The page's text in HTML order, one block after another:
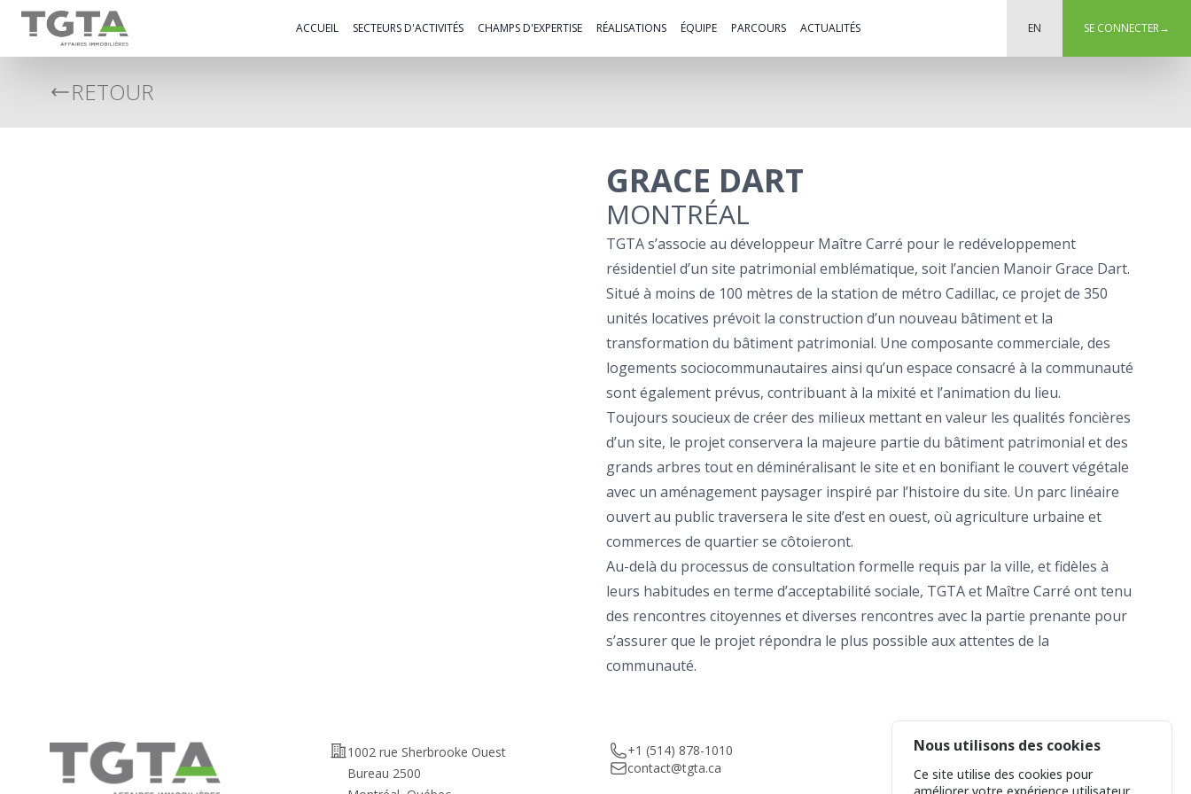
TGTA ACCUEIL SECTEURS D'ACTIVITÉS CHAMPS D'EXPERTISE RÉALISATIONS ÉQUIPE PARCOURS ACTUALITÉS EN SE CONNECTER→
RETOUR
GRACE DART
MONTRÉAL
TGTA s’associe au développeur Maître Carré pour le redéveloppement
résidentiel d’un site patrimonial emblématique, soit l’ancien Manoir Grace Dart.
Situé à moins de 100 mètres de la station de métro Cadillac, ce projet de 350
unités locatives prévoit la construction d’un nouveau bâtiment et la
transformation du bâtiment patrimonial. Une composante commerciale, des
logements sociocommunautaires ainsi qu’un espace consacré à la communauté
sont également prévus, contribuant à la mixité et l’animation du lieu.
Toujours soucieux de créer des milieux mettant en valeur les qualités foncières
d’un site, le projet conservera la majeure partie du bâtiment patrimonial et des
grands arbres tout en déminéralisant le site et en bonifiant le couvert végétale
avec un aménagement paysager inspiré par l’histoire du site. Un parc linéaire
ouvert au public traversera le site d’est en ouest, où agriculture urbaine et
commerces de quartier se côtoieront.
Au-delà du processus de consultation formelle requis par la ville, et fidèles à
leurs habitudes en terme d’acceptabilité sociale, TGTA et Maître Carré ont tenu
des rencontres citoyennes et diverses rencontres avec la partie prenante pour
s’assurer que le projet répondra le plus possible aux attentes de la
communauté.
Adresse
1002 rue Sherbrooke Ouest
Bureau 2500
Telephone
+1 (514) 878-1010
Emailcontact@tgta.ca
Kinkedin
LinkedIn
Nous utilisons des cookies
Ce site utilise des cookies pour